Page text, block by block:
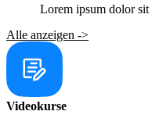
Lorem ipsum dolor sit
Alle anzeigen ->
Videokurse